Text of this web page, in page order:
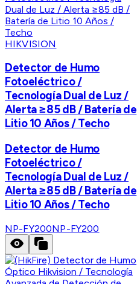
HIKVISION
Detector de Humo
Fotoeléctrico /
Tecnología Dual de Luz /
Alerta ≥85 dB / Batería de
Litio 10 Años / Techo
Detector de Humo
Fotoeléctrico /
Tecnología Dual de Luz /
Alerta ≥85 dB / Batería de
Litio 10 Años / Techo
NP-FY200NP-FY200